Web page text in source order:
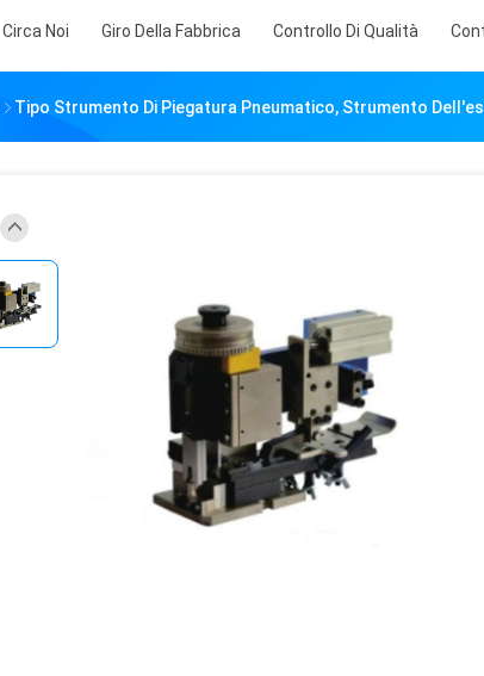
Circa Noi Giro Della Fabbrica Controllo Di Qualità
Tipo Strumento Di Piegatura Pneumatico, Strumento